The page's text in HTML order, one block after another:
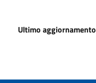
Ultimo aggiornamento